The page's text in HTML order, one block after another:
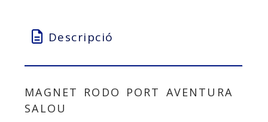
Descripció
MAGNET RODO PORT AVENTURA
SALOU